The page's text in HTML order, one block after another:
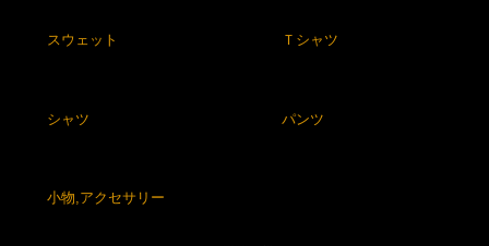
スウェット Ｔシャツ
シャツ パンツ
小物,アクセサリー